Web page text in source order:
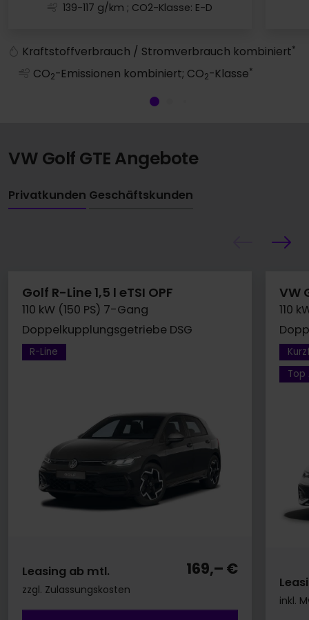
139-117 g/km; CO2-Klasse: E-D
Kraftstoffverbrauch / Stromverbrauch kombiniert*
CO2-Emissionen kombiniert; CO2-Klasse*
VW Golf GTE Angebote
Privatkunden Geschäftskunden
Golf R-Line 1,5 l eTSI OPF
110 kW (150 PS) 7-Gang
Doppelkupplungsgetriebe DSG
R-Line
Leasing ab mtl. 169,– €
zzgl. Zulassungskosten
VW
110
Top
inkl.